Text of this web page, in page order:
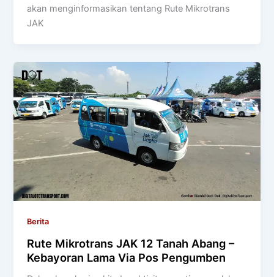
akan menginformasikan tentang Rute Mikrotrans
JAK
Berita
Rute Mikrotrans JAK 12 Tanah Abang –
Kebayoran Lama Via Pos Pengumben